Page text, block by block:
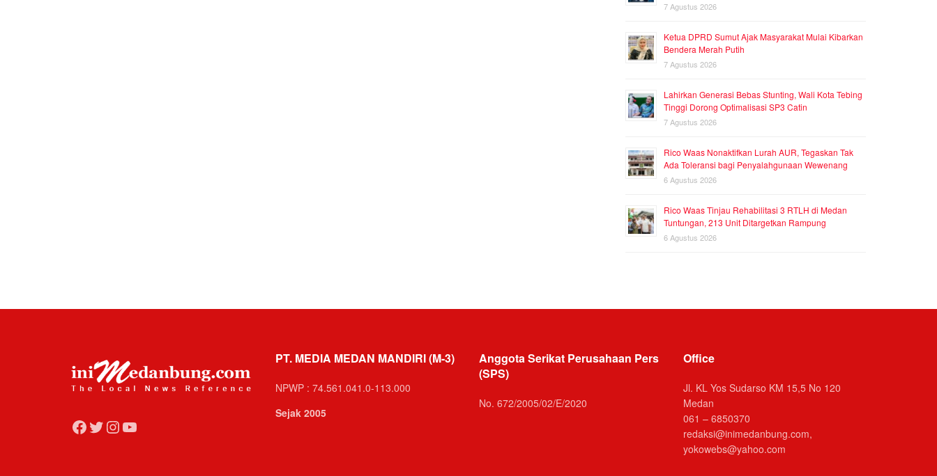
7 Agustus 2026
Ketua DPRD Sumut Ajak Masyarakat Mulai Kibarkan
Bendera Merah Putih
7 Agustus 2026
Lahirkan Generasi Bebas Stunting, Wali Kota Tebing
Tinggi Dorong Optimalisasi SP3 Catin
7 Agustus 2026
Rico Waas Nonaktifkan Lurah AUR, Tegaskan Tak
Ada Toleransi bagi Penyalahgunaan Wewenang
6 Agustus 2026
Rico Waas Tinjau Rehabilitasi 3 RTLH di Medan
Tuntungan, 213 Unit Ditargetkan Rampung
6 Agustus 2026
Facebook
Twitter
Instagram
YouTube
PT. MEDIA MEDAN MANDIRI (M-3)
NPWP : 74.561.041.0-113.000
Sejak 2005
Anggota Serikat Perusahaan Pers
(SPS)
No. 672/2005/02/E/2020
Office
Jl. KL Yos Sudarso KM 15,5 No 120
Medan
061 – 6850370
redaksi@inimedanbung.com,
yokowebs@yahoo.com